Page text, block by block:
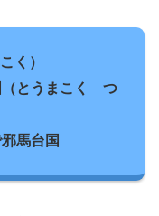
く）
（とうまこく つ
馬台国